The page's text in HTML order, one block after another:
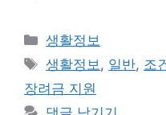
카
테
리
생활정보
태
그
생활정보, 일반, 조
장려금 지원